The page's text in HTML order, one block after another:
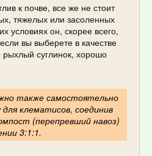
к почве, все же не стоит
тяжелых или засоленных
условиях он, скорее всего,
вы выберете в качестве
суглинок, хорошо
также самостоятельно
клематисов, соединив
(перепревший навоз)
3:1:1.